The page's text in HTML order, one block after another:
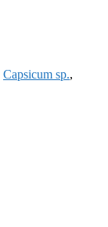
Capsicum sp.,